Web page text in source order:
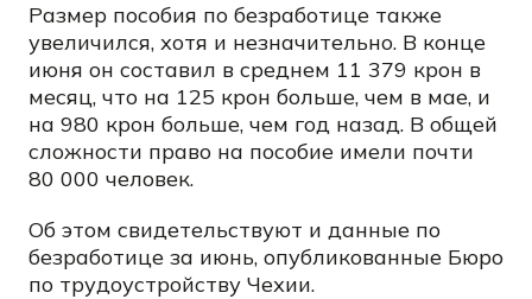
Размер пособия по безработице также
увеличился, хотя и незначительно. В конце
июня он составил в среднем 11 379 крон в
месяц, что на 125 крон больше, чем в мае, и
на 980 крон больше, чем год назад. В общей
сложности право на пособие имели почти
80 000 человек.
Об этом свидетельствуют и данные по
безработице за июнь, опубликованные Бюро
по трудоустройству Чехии.